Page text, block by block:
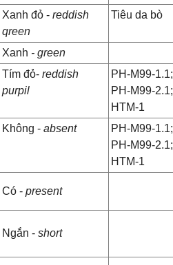
Xanh đỏ - reddish
qreen
Tiêu da bò
Xanh - green
Tím đỏ- reddish
purpil
PH-M99-1.1;
PH-M99-2.1;
HTM-1
Không - absent
PH-M99-1.1;
PH-M99-2.1;
HTM-1
Có - present
Ngắn - short